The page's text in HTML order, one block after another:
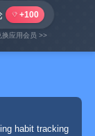
+100
换应用会员 >>
habit tracking